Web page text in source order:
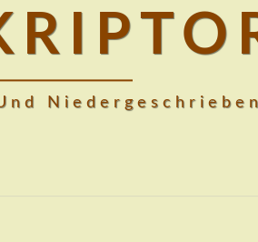
Niedergeschrieben